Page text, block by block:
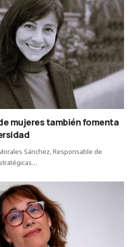
mujeres también fomenta
Sánchez, Responsable de